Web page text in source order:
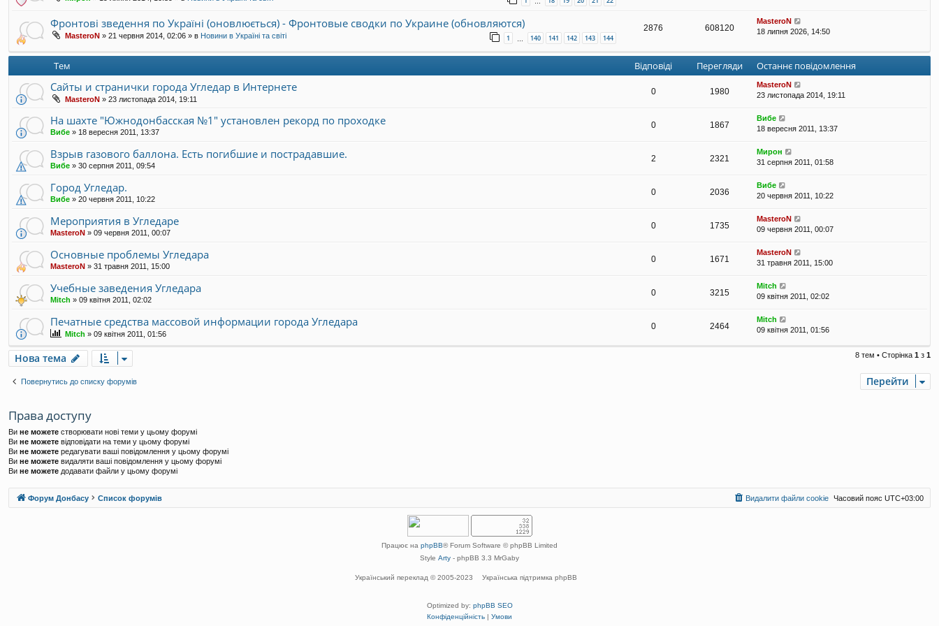
…
Фронтові зведення по Україні (оновлюється) - Фронтовые сводки по Украине (обновляются)
MasteroN » 21 червня 2014, 02:06 » в Новини в Україні та світі 1 … 140 141 142 143 144
2876 608120
MasteroN
18 липня 2026, 14:50
Тем Відповіді Перегляди Останнє повідомлення
Сайты и странички города Угледар в Интернете
MasteroN » 23 листопада 2014, 19:11
0 1980
MasteroN
23 листопада 2014, 19:11
На шахте "Южнодонбасская №1" установлен рекорд по проходке
Вибе » 18 вересня 2011, 13:37
0 1867
Вибе
18 вересня 2011, 13:37
Взрыв газового баллона. Есть погибшие и пострадавшие.
Вибе » 30 серпня 2011, 09:54
2 2321
Мирон
31 серпня 2011, 01:58
Город Угледар.
Вибе » 20 червня 2011, 10:22
0 2036
Вибе
20 червня 2011, 10:22
Мероприятия в Угледаре
MasteroN » 09 червня 2011, 00:07
0 1735
MasteroN
09 червня 2011, 00:07
Основные проблемы Угледара
MasteroN » 31 травня 2011, 15:00
0 1671
MasteroN
31 травня 2011, 15:00
Учебные заведения Угледара
Mitch » 09 квітня 2011, 02:02
0 3215
Mitch
09 квітня 2011, 02:02
Печатные средства массовой информации города Угледара
Mitch » 09 квітня 2011, 01:56
0 2464
Mitch
09 квітня 2011, 01:56
Нова тема 8 тем • Сторінка 1 з 1
Повернутись до списку форумів Перейти
Права доступу
Ви не можете створювати нові теми у цьому форумі
Ви не можете відповідати на теми у цьому форумі
Ви не можете редагувати ваші повідомлення у цьому форумі
Ви не можете видаляти ваші повідомлення у цьому форумі
Ви не можете додавати файли у цьому форумі
Форум Донбасу Список форумів Часовий пояс UTC+03:00
Видалити файли cookie
Працює на phpBB® Forum Software © phpBB Limited
Style Arty - phpBB 3.3 MrGaby
Український переклад © 2005-2023 Українська підтримка phpBB
Optimized by: phpBB SEO
Конфіденційність | Умови